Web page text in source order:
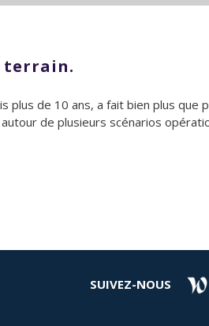
terrain.
plus de 10 ans, a fait bien plus que
de plusieurs scénarios
SUIVEZ-NOUS